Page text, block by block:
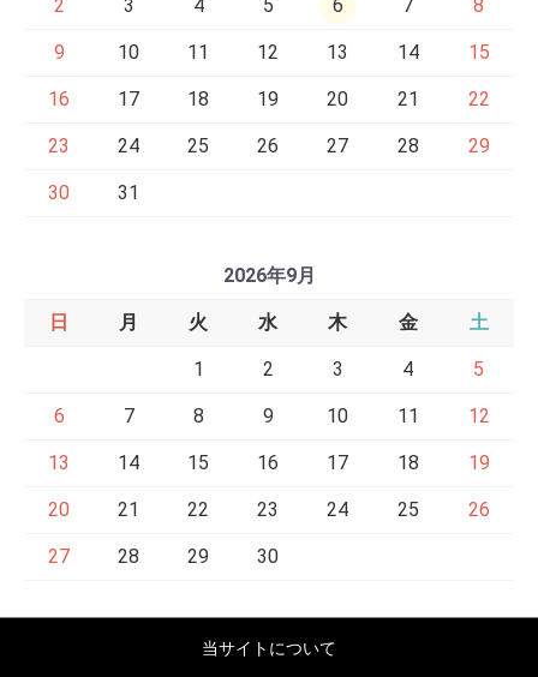
2 3 4 5 6 7 8
9 10 11 12 13 14 15
16 17 18 19 20 21 22
23 24 25 26 27 28 29
30 31
2026年9月
日 月 火 水 木 金 土
1 2 3 4 5
6 7 8 9 10 11 12
13 14 15 16 17 18 19
20 21 22 23 24 25 26
27 28 29 30
当サイトについて